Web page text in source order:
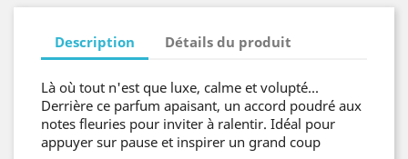
Description Détails du produit
Là où tout n'est que luxe, calme et volupté...
Derrière ce parfum apaisant, un accord poudré aux
notes fleuries pour inviter à ralentir. Idéal pour
appuyer sur pause et inspirer un grand coup